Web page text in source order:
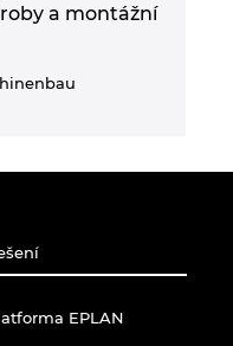
a montážní
EPLAN